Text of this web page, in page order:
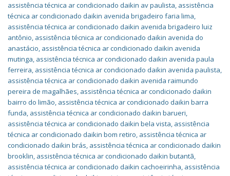
assistência técnica ar condicionado daikin av paulista, assistência
técnica ar condicionado daikin avenida brigadeiro faria lima,
assistência técnica ar condicionado daikin avenida brigadeiro luiz
antônio, assistência técnica ar condicionado daikin avenida do
anastácio, assistência técnica ar condicionado daikin avenida
mutinga, assistência técnica ar condicionado daikin avenida paula
ferreira, assistência técnica ar condicionado daikin avenida paulista,
assistência técnica ar condicionado daikin avenida raimundo
pereira de magalhães, assistência técnica ar condicionado daikin
bairro do limão, assistência técnica ar condicionado daikin barra
funda, assistência técnica ar condicionado daikin barueri,
assistência técnica ar condicionado daikin bela vista, assistência
técnica ar condicionado daikin bom retiro, assistência técnica ar
condicionado daikin brás, assistência técnica ar condicionado daikin
brooklin, assistência técnica ar condicionado daikin butantã,
assistência técnica ar condicionado daikin cachoeirinha, assistência